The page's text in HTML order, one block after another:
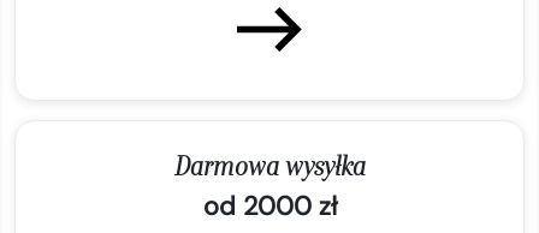
Darmowa wysyłka
od 2000 zł